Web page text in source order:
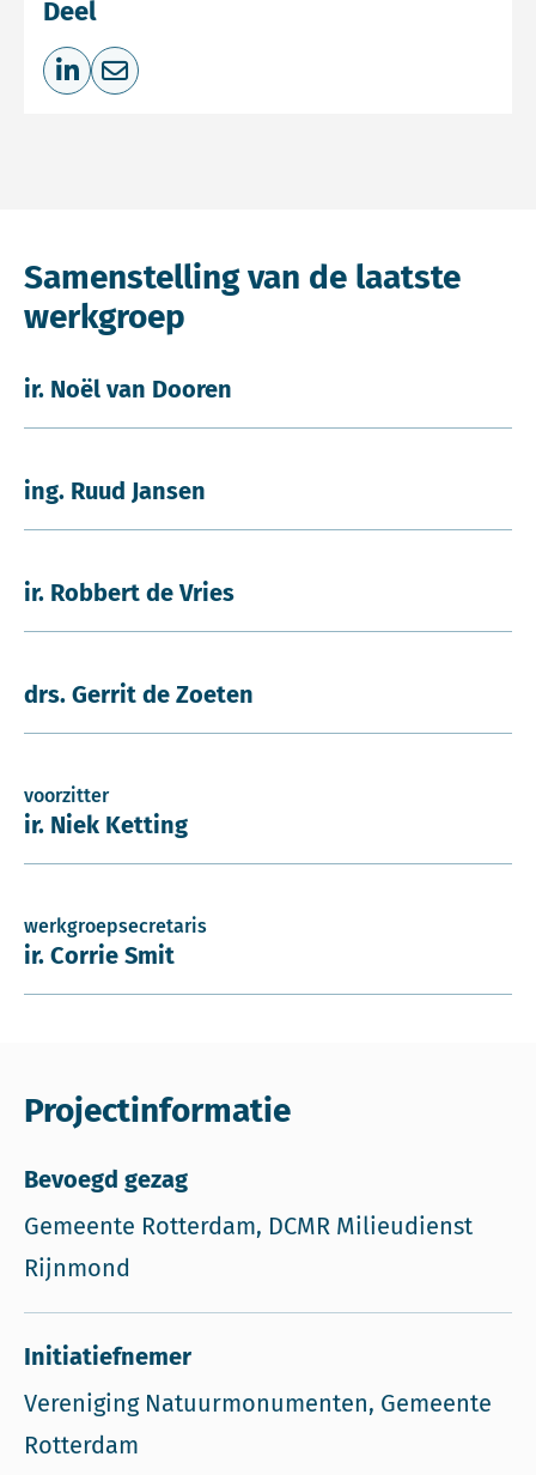
Deel
Deel op LinkedIn
Deel via e-mail
Samenstelling van de laatste
werkgroep
ir. Noël van Dooren
ing. Ruud Jansen
ir. Robbert de Vries
drs. Gerrit de Zoeten
voorzitter
ir. Niek Ketting
werkgroepsecretaris
ir. Corrie Smit
Projectinformatie
Bevoegd gezag
Gemeente Rotterdam, DCMR Milieudienst
Rijnmond
Initiatiefnemer
Vereniging Natuurmonumenten, Gemeente
Rotterdam